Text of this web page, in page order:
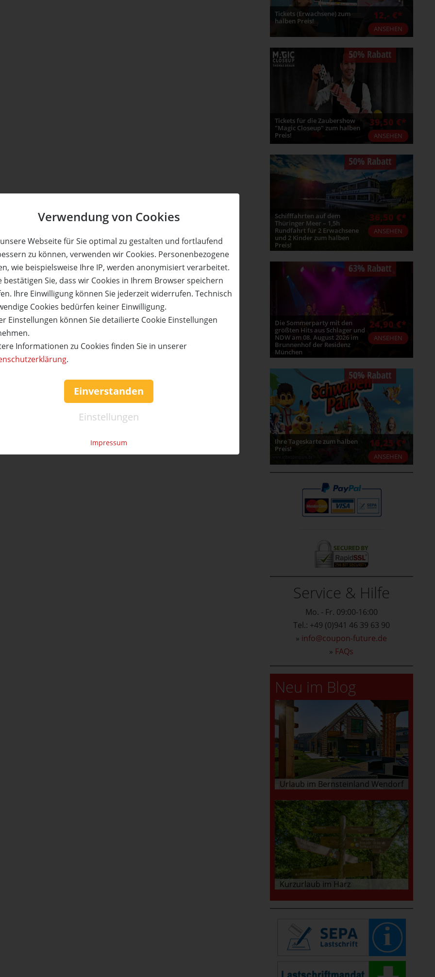
Verwendung von Cookies
Webseite für Sie optimal zu gestalten und fortlaufend
zu können, verwenden wir Cookies. Personenbezogene
wie beispielsweise Ihre IP, werden anonymisiert verarbeitet.
bestätigen Sie, dass wir Cookies in Ihrem Browser speichern
Ihre Einwilligung können Sie jederzeit widerrufen. Technisch
Cookies bedürfen keiner Einwilligung.
Einstellungen können Sie detailierte Cookie Einstellungen
Informationen zu Cookies finden Sie in unserer
.
Einverstanden
Einstellungen
Impressum
Tickets (Erwachsene) zum
halben Preis!
12,- €*
ANSEHEN
50% Rabatt
Tickets für die Zaubershow
"Magic Closeup" zum halben
Preis!
39,50 €*
ANSEHEN
50% Rabatt
Schifffahrten auf dem
Thüringer Meer – 1,5h
Rundfahrt für 2 Erwachsene
und 2 Kinder zum halben
Preis!
36,50 €*
ANSEHEN
63% Rabatt
Die Sommerparty mit den
größten Hits aus Schlager und
NDW am 08. August 2026 im
Brunnenhof der Residenz
München
24,90 €*
ANSEHEN
50% Rabatt
Ihre Tageskarte zum halben
Preis!
16,25 €*
ANSEHEN
Service & Hilfe
Mo. - Fr. 09:00-16:00
Tel.: +49 (0)941 46 39 63 90
» info@coupon-future.de
» FAQs
Neu im Blog
Urlaub im Bernsteinland Wendorf
Kurzurlaub im Harz